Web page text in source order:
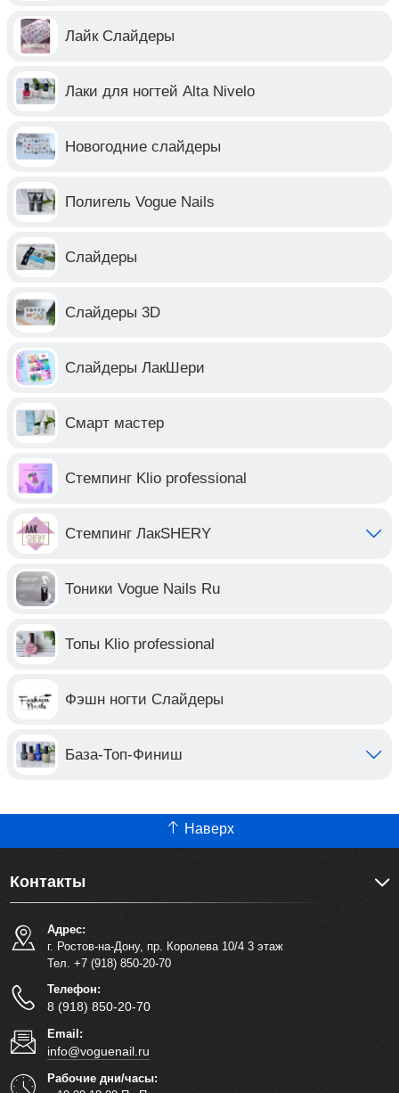
Лайк Слайдеры
Лаки для ногтей Alta Nivelo
Новогодние слайдеры
Полигель Vogue Nails
Слайдеры
Слайдеры 3D
Слайдеры ЛакШери
Смарт мастер
Стемпинг Klio professional
Стемпинг ЛакSHERY
Тоники Vogue Nails Ru
Топы Klio professional
Фэшн ногти Слайдеры
База-Топ-Финиш
Наверх
Контакты
Адрес:
г. Ростов-на-Дону, пр. Королева 10/4 3 этаж
Тел. +7 (918) 850-20-70
Телефон:
8 (918) 850-20-70
Email:
info@voguenail.ru
Рабочие дни/часы: